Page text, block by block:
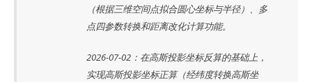
（根据三维空间点拟合圆心坐标与半径）、多
点四参数转换和距离改化计算功能。
2026-07-02：在高斯投影坐标反算的基础上，
实现高斯投影坐标正算（经纬度转换高斯坐